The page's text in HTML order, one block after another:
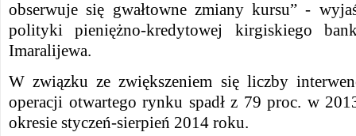
obserwuje się gwałtowne zmiany kursu” -
polityki pieniężno-kredytowej kirgiskiego
Imaralijewa.
W związku ze zwiększeniem się liczby
operacji otwartego rynku spadł z 79 proc. w
okresie styczeń-sierpień 2014 roku.